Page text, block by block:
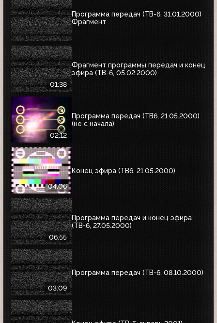
Программа передач (ТВ-6, 31.01.2000)
Фрагмент
01:38
Фрагмент программы передач и конец
эфира (ТВ-6, 05.02.2000)
02:12
Программа передач (ТВ6, 21.05.2000)
(не с начала)
04:06
Конец эфира (ТВ6, 21.05.2000)
06:55
Программа передач и конец эфира
(ТВ-6, 27.05.2000)
03:09
Программа передач (ТВ-6, 08.10.2000)